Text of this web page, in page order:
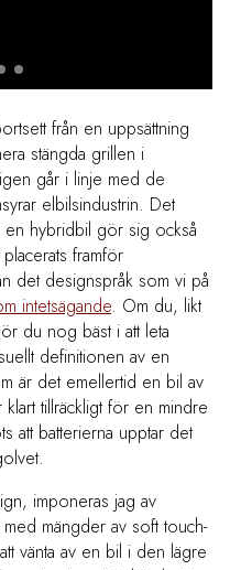
från en uppsättning
stängda grillen i
går i linje med de
elbilsindustrin. Det
en hybridbil gör sig också
framför
det designspråk som vi på
intetsägande. Om du, likt
du nog bäst i att leta
definitionen av en
är det emellertid en bil av
klart tillräckligt för en mindre
att batterierna upptar det
imponeras jag av
mängder av soft touch-
vänta av en bil i den lägre